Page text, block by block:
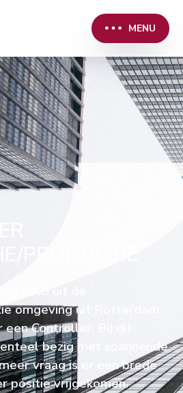
MENU
PRODUCTIE
MKB uit de
omgeving uit Rotterdam
een Controller. Bij dit
bezig met spannende
vraag is er een brede
positie vrijgekomen.